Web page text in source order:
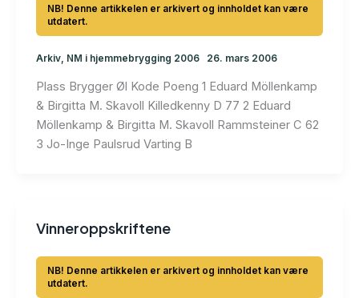
Arkiv, NM i hjemmebrygging 2006 26. mars 2006
Plass Brygger Øl Kode Poeng 1 Eduard Möllenkamp
& Birgitta M. Skavoll Killedkenny D 77 2 Eduard
Möllenkamp & Birgitta M. Skavoll Rammsteiner C 62
3 Jo-Inge Paulsrud Varting B
Vinneroppskriftene